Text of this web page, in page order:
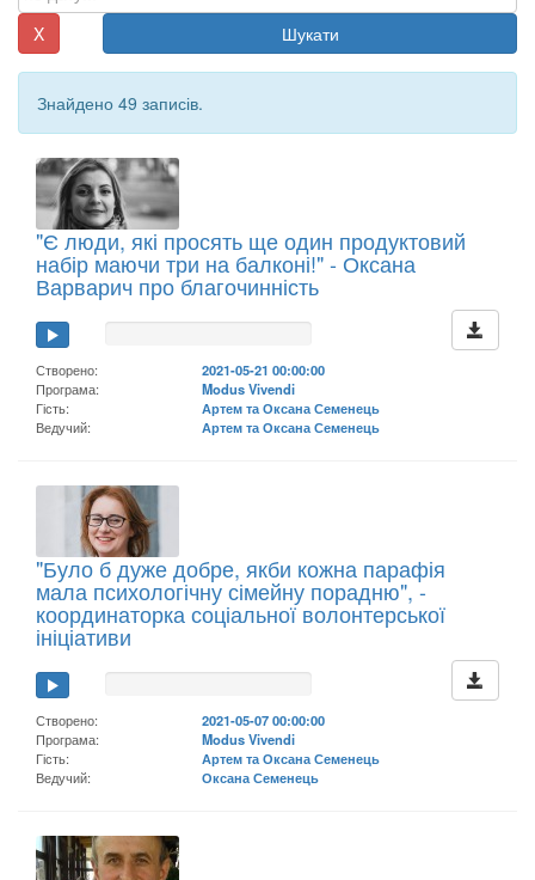
X Шукати
Знайдено 49 записів.
"Є люди, які просять ще один продуктовий
набір маючи три на балконі!" - Оксана
Варварич про благочинність
Створено:
2021-05-21 00:00:00
Програма:
Modus Vivendi
Гість:
Артем та Оксана Семенець
Ведучий:
Артем та Оксана Семенець
"Було б дуже добре, якби кожна парафія
мала психологічну сімейну порадню", -
координаторка соціальної волонтерської
ініціативи
Створено:
2021-05-07 00:00:00
Програма:
Modus Vivendi
Гість:
Артем та Оксана Семенець
Ведучий:
Оксана Семенець